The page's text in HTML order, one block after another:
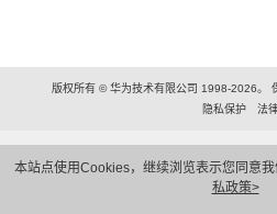
本站点使用Cookies，继续浏览表示您同意我
私政策>
版权所有 © 华为技术有限公司 1998-2026。
隐私保护
法